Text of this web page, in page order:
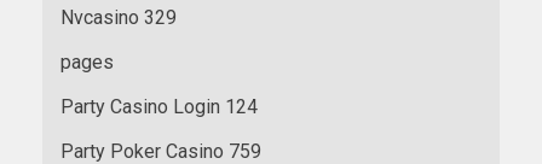
Nvcasino 329
pages
Party Casino Login 124
Party Poker Casino 759